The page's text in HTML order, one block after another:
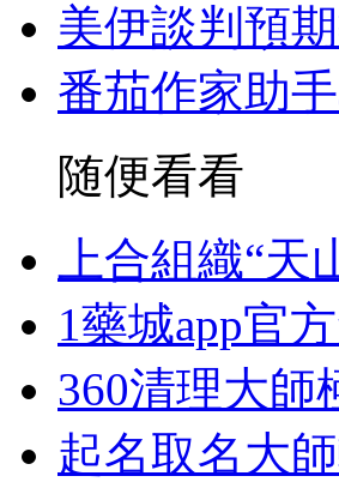
美伊談判預
番茄作家助
随便看看
上合組織“天
1藥城app官
360清理大師
起名取名大